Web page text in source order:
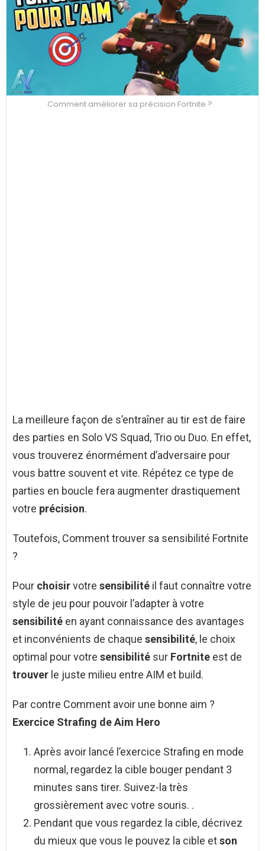
Comment améliorer sa précision Fortnite ?
La meilleure façon de s’entraîner au tir est de faire
des parties en Solo VS Squad, Trio ou Duo. En effet,
vous trouverez énormément d’adversaire pour
vous battre souvent et vite. Répétez ce type de
parties en boucle fera augmenter drastiquement
votre précision.
Toutefois, Comment trouver sa sensibilité Fortnite
?
Pour choisirvotre sensibilité il faut connaître votre
style de jeu pour pouvoir l’adapter à votre
sensibilité en ayant connaissance des avantages
et inconvénients de chaque sensibilité, le choix
optimal pour votre sensibilité sur Fortnite est de
trouver le juste milieu entre AIM et build.
Par contre Comment avoir une bonne aim ?
Exercice Strafing deAim Hero
Après avoir lancé l’exercice Strafing en mode
normal, regardez la cible bouger pendant 3
minutes sans tirer. Suivez-la très
grossièrement avec votre souris. .
Pendant que vous regardez la cible, décrivez
du mieux que vous le pouvez la cible etson